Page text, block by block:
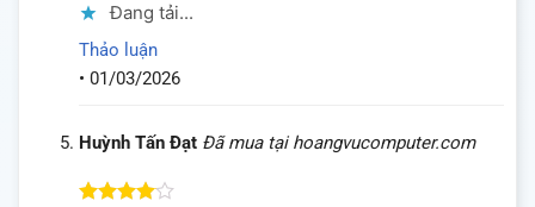
Đang tải...
Thảo luận
• 01/03/2026
Huỳnh Tấn Đạt Đã mua tại hoangvucomputer.com